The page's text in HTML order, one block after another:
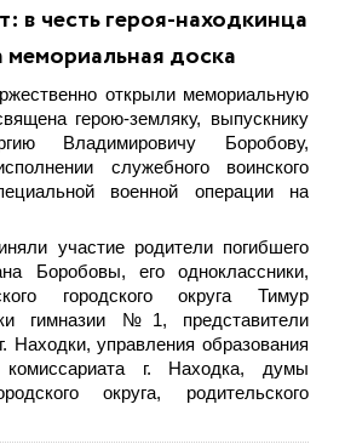
в честь героя-находкинца
мемориальная доска
открыли мемориальную
герою-земляку, выпускнику
Владимировичу Боробову,
служебного воинского
военной операции на
участие родители погибшего
Боробовы, его одноклассники,
городского округа Тимур
гимназии №1, представители
Находки, управления образования
комиссариата г. Находка, думы
округа, родительского